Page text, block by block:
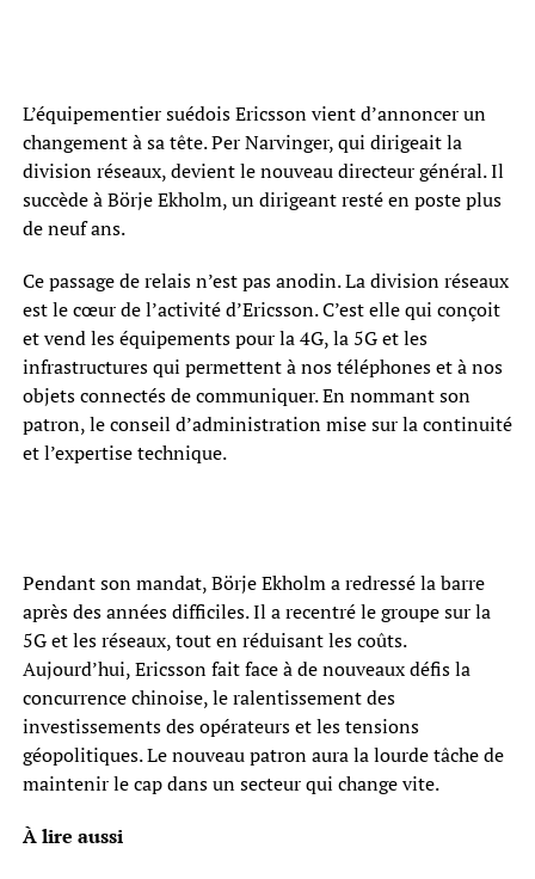
L’équipementier suédois Ericsson vient d’annoncer un
changement à sa tête. Per Narvinger, qui dirigeait la
division réseaux, devient le nouveau directeur général. Il
succède à Börje Ekholm, un dirigeant resté en poste plus
de neuf ans.
Ce passage de relais n’est pas anodin. La division réseaux
est le cœur de l’activité d’Ericsson. C’est elle qui conçoit
et vend les équipements pour la 4G, la 5G et les
infrastructures qui permettent à nos téléphones et à nos
objets connectés de communiquer. En nommant son
patron, le conseil d’administration mise sur la continuité
et l’expertise technique.
Pendant son mandat, Börje Ekholm a redressé la barre
après des années difficiles. Il a recentré le groupe sur la
5G et les réseaux, tout en réduisant les coûts.
Aujourd’hui, Ericsson fait face à de nouveaux défis la
concurrence chinoise, le ralentissement des
investissements des opérateurs et les tensions
géopolitiques. Le nouveau patron aura la lourde tâche de
maintenir le cap dans un secteur qui change vite.
À lire aussi